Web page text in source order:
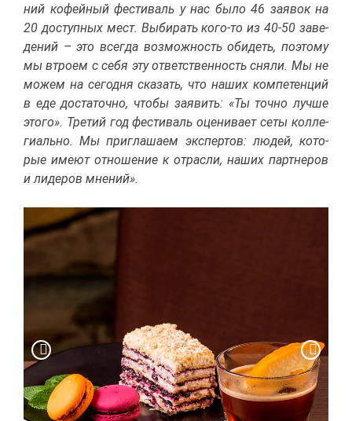
ний ко­фей­ный фе­сти­валь у нас бы­ло 46 за­явок на
20 до­ступ­ных мест. Вы­би­рать ко­го-то из 40-50 за­ве­
де­ний – это все­гда воз­мож­ность оби­деть, по­это­му
мы втро­ем с се­бя эту от­вет­ствен­ность сня­ли. Мы не
мо­жем на се­год­ня ска­зать, что на­ших ком­пе­тен­ций
в еде до­ста­точ­но, что­бы за­явить: «Ты точ­но луч­ше
это­го». Тре­тий год фе­сти­валь оце­ни­ва­ет се­ты кол­ле­
ги­аль­но. Мы при­гла­ша­ем экс­пер­тов: лю­дей, ко­то­
рые име­ют от­но­ше­ние к от­рас­ли, на­ших парт­не­ров
и ли­де­ров мне­ний».